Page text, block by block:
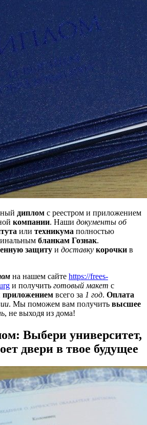
диплом с реестром и приложением
компании. Наши документы об
или техникума полностью
бланкам Гознак.
защиту и доставку корочки в
на нашем сайте https://frees-
и получить готовый макет с
приложением всего за 1 год. Оплата
. Мы поможем вам получить высшее
, не выходя из дома!
Выбери университет,
двери в твое будущее